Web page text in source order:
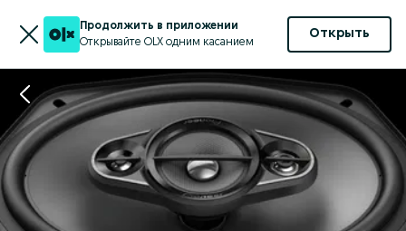
Продолжить в приложении
Открывайте OLX одним касанием
Открыть